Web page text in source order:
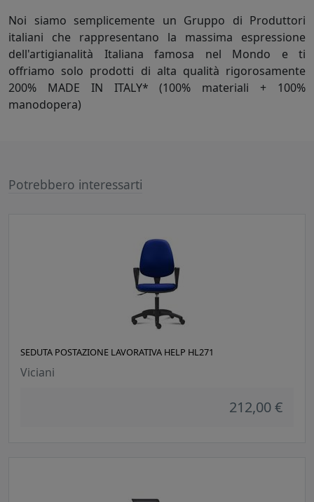
Noi siamo semplicemente un Gruppo di Produttori
italiani che rappresentano la massima espressione
dell'artigianalità Italiana famosa nel Mondo e ti
offriamo solo prodotti di alta qualità rigorosamente
200% MADE IN ITALY* (100% materiali + 100%
manodopera)
Potrebbero interessarti
SEDUTA POSTAZIONE LAVORATIVA HELP HL271
Viciani
212,00 €